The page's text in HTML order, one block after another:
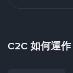
C2C 如何運作